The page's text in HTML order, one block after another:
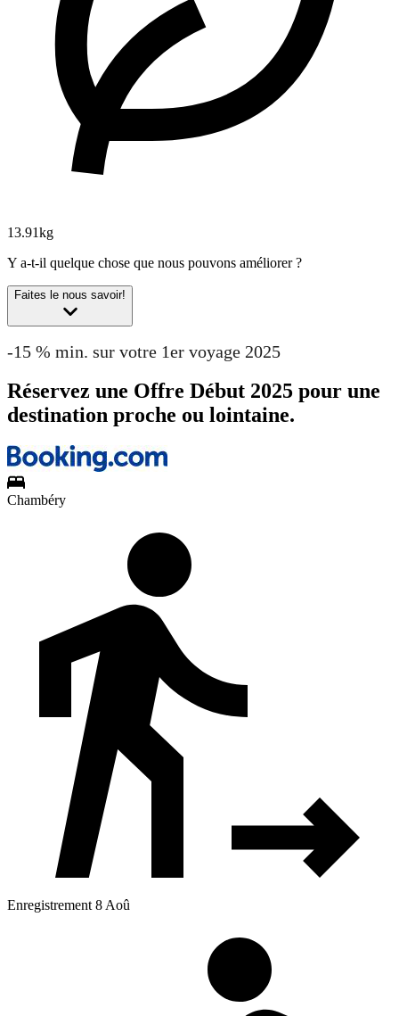
13.91kg
Y a-t-il quelque chose que nous pouvons améliorer ?
Faites le nous savoir!
-15 % min. sur votre 1er voyage 2025
Réservez une Offre Début 2025 pour une
destination proche ou lointaine.
Chambéry
Enregistrement 8 Aoû